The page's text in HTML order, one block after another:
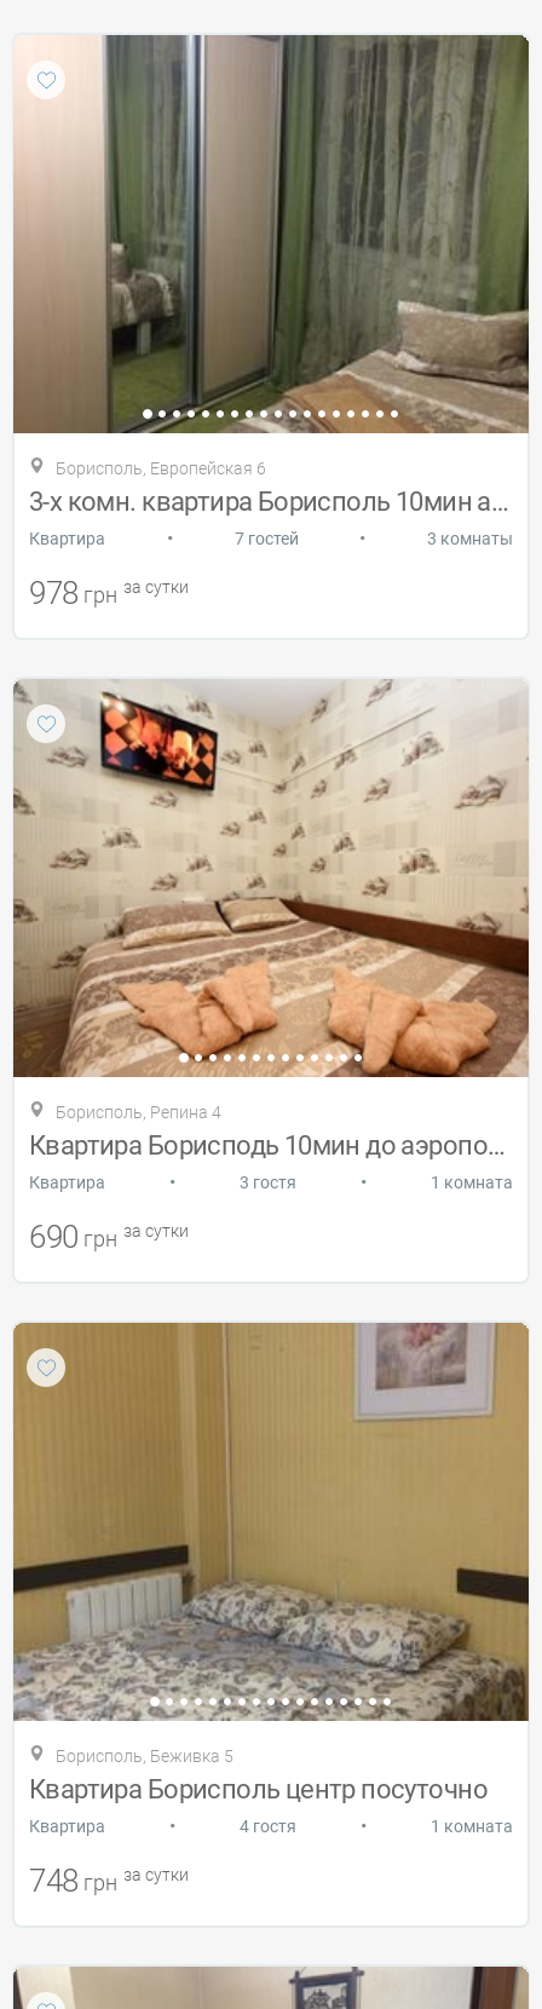
Борисполь, Европейская 6
3-х комн. квартира Борисполь 10мин а/п
Квартира • 7 гостей • 3 комнаты
978 грн за сутки
Борисполь, Репина 4
Квартира Борисподь 10мин до аэропорта
Квартира • 3 гостя • 1 комната
690 грн за сутки
Борисполь, Беживка 5
Квартира Борисполь центр посуточно
Квартира • 4 гостя • 1 комната
748 грн за сутки